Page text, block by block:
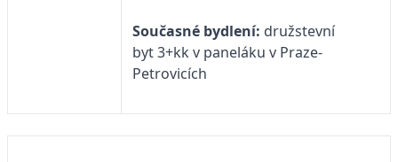
Současné bydlení: družstevní
byt 3+kk v paneláku v Praze-
Petrovicích